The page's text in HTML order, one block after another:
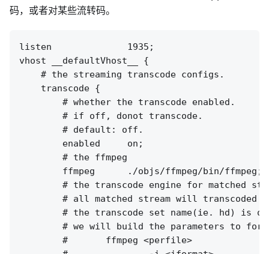
码，或者对某些流转码。
listen              1935;
vhost __defaultVhost__ {
    # the streaming transcode configs.
    transcode {
        # whether the transcode enabled.
        # if off, donot transcode.
        # default: off.
        enabled     on;
        # the ffmpeg
        ffmpeg      ./objs/ffmpeg/bin/ffmpeg;
# the transcode engine for matched
# all matched stream will transcoded
# the transcode set name(ie. hd) is
# we will build the parameters to
        #       ffmpeg <perfile>